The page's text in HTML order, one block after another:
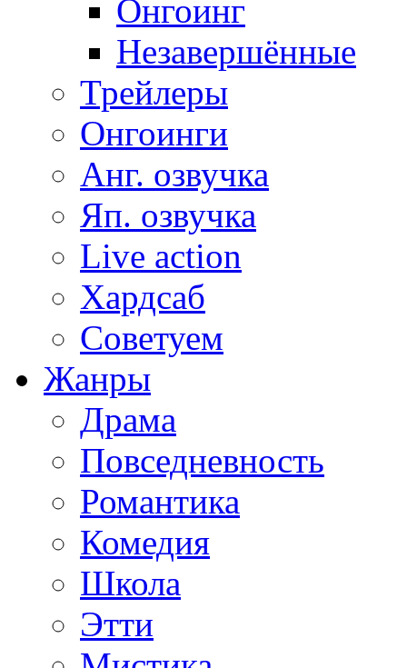
Онгоинг
Незавершённые
Трейлеры
Онгоинги
Анг. озвучка
Яп. озвучка
Live action
Хардсаб
Советуем
Жанры
Драма
Повседневность
Романтика
Комедия
Школа
Этти